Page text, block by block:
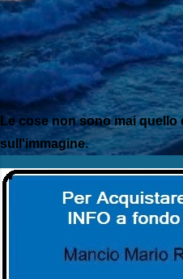
Le cose non sono mai
sull'immagine.